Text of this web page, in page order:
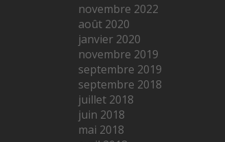
novembre 2022
août 2020
janvier 2020
novembre 2019
septembre 2019
septembre 2018
juillet 2018
juin 2018
mai 2018